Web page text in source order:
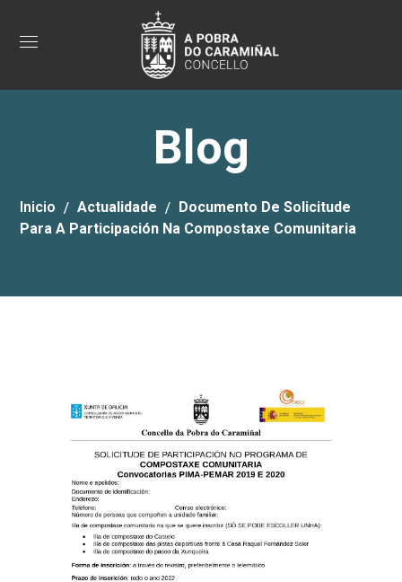
Blog
Inicio Actualidade
Documento De Solicitude
Para A Participación Na Compostaxe Comunitaria